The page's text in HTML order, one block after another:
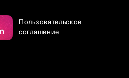
Пользовательское
соглашение